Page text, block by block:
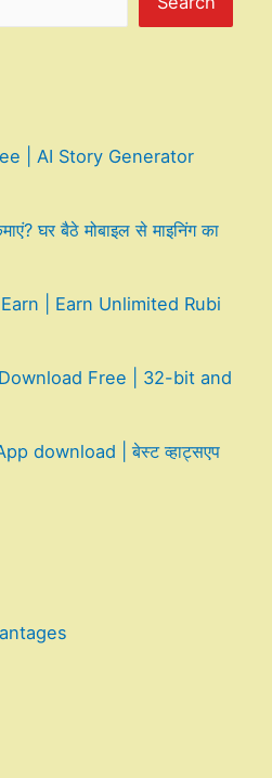
| AI Story Generator
घर बैठे मोबाइल से माइनिंग का
| Earn Unlimited Rubi
Free | 32-bit and
download | बेस्ट व्हाट्सएप